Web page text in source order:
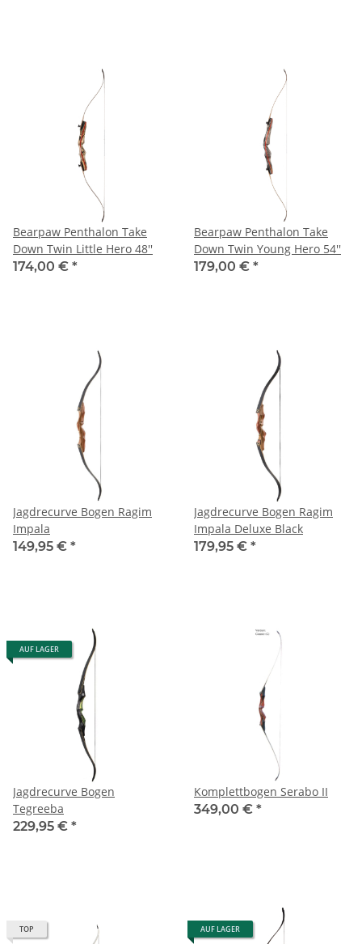
Bearpaw Penthalon Take
Down Twin Little Hero 48''
174,00 € *
Bearpaw Penthalon Take
Down Twin Young Hero 54''
179,00 € *
Jagdrecurve Bogen Ragim
Impala
149,95 € *
Jagdrecurve Bogen Ragim
Impala Deluxe Black
179,95 € *
AUF LAGER
Jagdrecurve Bogen
Tegreeba
229,95 € *
Komplettbogen Serabo II
349,00 € *
TOP AUF LAGER